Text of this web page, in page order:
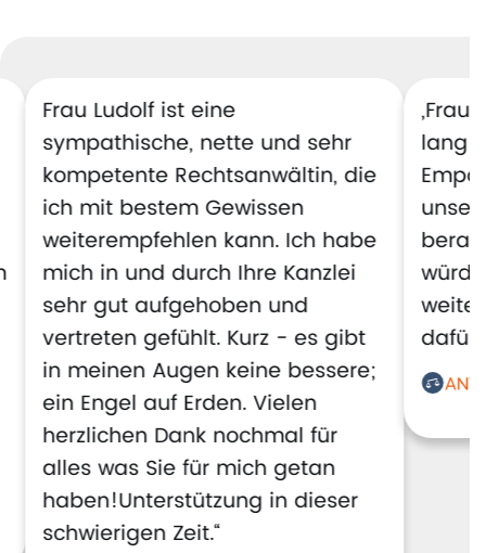
Frau Ludolf ist eine
sympathische, nette und sehr
kompetente Rechtsanwältin, die
ich mit bestem Gewissen
weiterempfehlen kann. Ich habe
mich in und durch Ihre Kanzlei
sehr gut aufgehoben und
vertreten gefühlt. Kurz - es gibt
in meinen Augen keine bessere;
ein Engel auf Erden. Vielen
herzlichen Dank nochmal für
alles was Sie für mich getan
haben!Unterstützung in dieser
schwierigen Zeit.“
lang